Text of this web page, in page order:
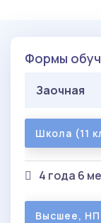
Формы
Заочная
Школа (11
4 года 6
Высшее,